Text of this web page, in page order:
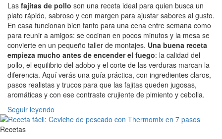
Las fajitas de pollo son una receta ideal para quien busca un
plato rápido, sabroso y con margen para ajustar sabores al gusto.
En casa funcionan bien tanto para una cena entre semana como
para reunir a amigos: se cocinan en pocos minutos y la mesa se
convierte en un pequeño taller de montajes. Una buena receta
empieza mucho antes de encender el fuego: la calidad del
pollo, el equilibrio del adobo y el corte de las verduras marcan la
diferencia. Aquí verás una guía práctica, con ingredientes claros,
pasos realistas y trucos para que las fajitas queden jugosas,
aromáticas y con ese contraste crujiente de pimiento y cebolla.
Seguir leyendo
Recetas